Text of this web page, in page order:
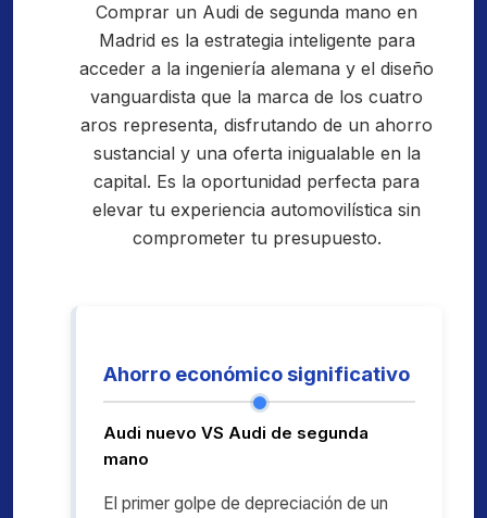
Comprar un Audi de segunda mano en
Madrid es la estrategia inteligente para
acceder a la ingeniería alemana y el diseño
vanguardista que la marca de los cuatro
aros representa, disfrutando de un ahorro
sustancial y una oferta inigualable en la
capital. Es la oportunidad perfecta para
elevar tu experiencia automovilística sin
comprometer tu presupuesto.
Ahorro económico significativo
Audi nuevo VS Audi de segunda
mano
El primer golpe de depreciación de un